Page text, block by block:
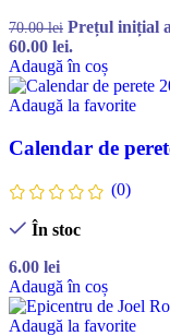
70.00lei Prețul inițial
60.00 lei.
Adaugă în coș
Adaugă la favorite
Calendar de
(0)
În stoc
6.00 lei
Adaugă în coș
Adaugă la favorite